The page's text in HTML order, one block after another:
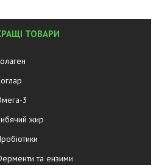
ТОВАРИ
3
жир
та ензими